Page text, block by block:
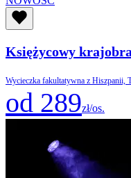
Księżycowy
Wycieczka fakultatywna z Hiszpanii,
od 289zł/os.